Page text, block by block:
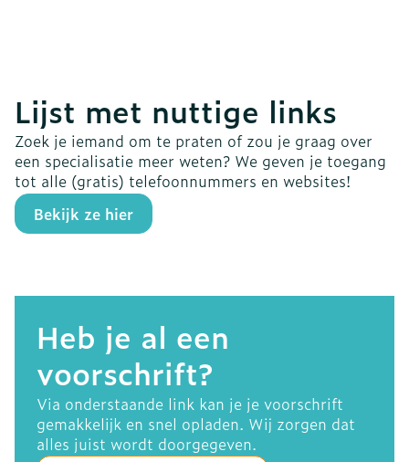
Lijst met nuttige links
Zoek je iemand om te praten of zou je graag over
een specialisatie meer weten? We geven je toegang
tot alle (gratis) telefoonnummers en websites!
Bekijk ze hier
Heb je al een
voorschrift?
Via onderstaande link kan je je voorschrift
gemakkelijk en snel opladen. Wij zorgen dat
alles juist wordt doorgegeven.